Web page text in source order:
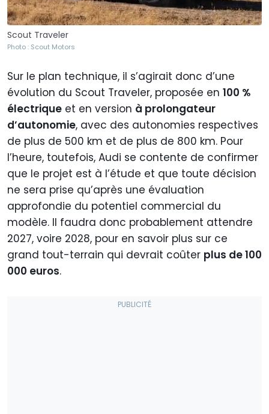
Scout Traveler
Photo : Scout Motors
Sur le plan technique, il s’agirait donc d’une
évolution du Scout Traveler, proposée en 100 %
électrique et en version à prolongateur
d’autonomie, avec des autonomies respectives
de plus de 500 km et de plus de 800 km. Pour
l’heure, toutefois, Audi se contente de confirmer
que le projet est à l’étude et que toute décision
ne sera prise qu’après une évaluation
approfondie du potentiel commercial du
modèle. Il faudra donc probablement attendre
2027, voire 2028, pour en savoir plus sur ce
grand tout-terrain qui devrait coûter plus de 100
000 euros.